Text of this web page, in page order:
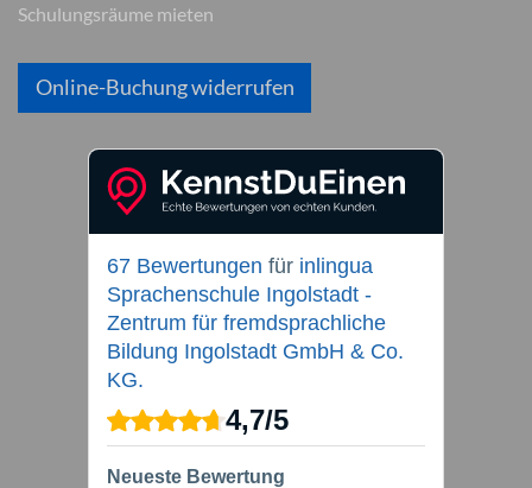
Schulungsräume mieten
Online-Buchung widerrufen
67 Bewertungen für inlingua
Sprachenschule Ingolstadt -
Zentrum für fremdsprachliche
Bildung Ingolstadt GmbH & Co.
KG.
4,7/5
Neueste Bewertung